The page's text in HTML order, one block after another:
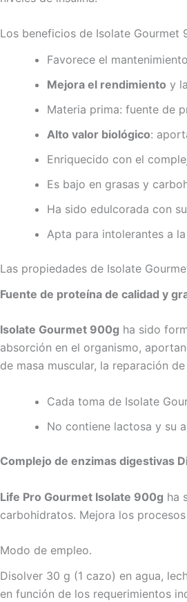
Los beneficios de Isolate Gourmet
Favorece el
Mejora el rendimiento y
Materia prima: fuente de
Alto valor biológico:
Enriquecido con el
Es bajo en grasas y
Ha sido edulcorada con
Apta para intolerantes a
Las propiedades de Isolate
Fuente de proteína de calidad y
Isolate Gourmet 900g ha sido
absorción en el organismo,
de masa muscular, la reparación
Cada toma de Isolate
No contiene lactosa y su
Complejo de enzimas digestivas
Life Pro Gourmet Isolate 900g ha
carbohidratos. Mejora los
Modo de empleo.
Disolver 30 g (1 cazo) en agua,
en función de los requerimientos